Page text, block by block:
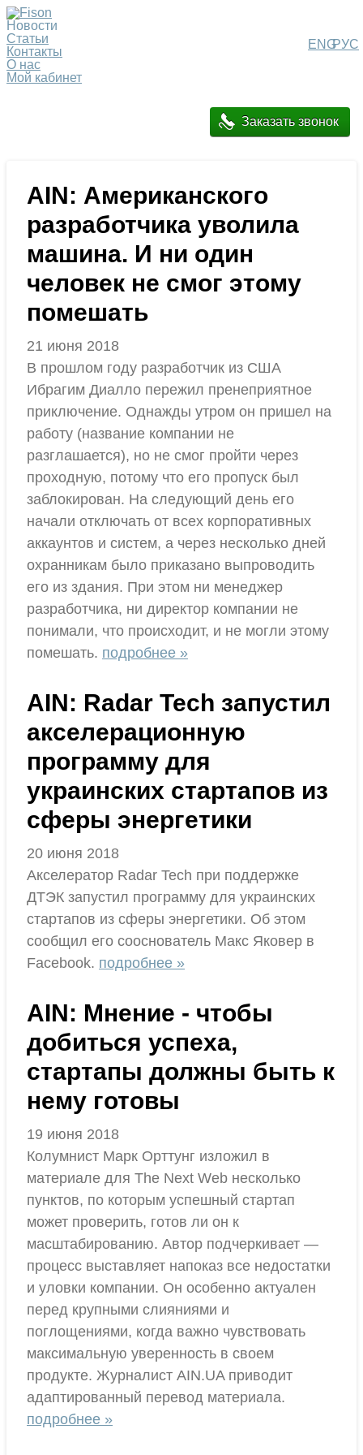
РУС
ENG
Новости
Статьи
Контакты
О нас
Мой кабинет
Заказать звонок
AIN: Американского
разработчика уволила
машина. И ни один
человек не смог этому
помешать
21 июня 2018
В прошлом году разработчик из США
Ибрагим Диалло пережил пренеприятное
приключение. Однажды утром он пришел на
работу (название компании не
разглашается), но не смог пройти через
проходную, потому что его пропуск был
заблокирован. На следующий день его
начали отключать от всех корпоративных
аккаунтов и систем, а через несколько дней
охранникам было приказано выпроводить
его из здания. При этом ни менеджер
разработчика, ни директор компании не
понимали, что происходит, и не могли этому
помешать. подробнее »
AIN: Radar Tech запустил
акселерационную
программу для
украинских стартапов из
сферы энергетики
20 июня 2018
Акселератор Radar Tech при поддержке
ДТЭК запустил программу для украинских
стартапов из сферы энергетики. Об этом
сообщил его сооснователь Макс Яковер в
Facebook. подробнее »
AIN: Мнение - чтобы
добиться успеха,
стартапы должны быть к
нему готовы
19 июня 2018
Колумнист Марк Орттунг изложил в
материале для The Next Web несколько
пунктов, по которым успешный стартап
может проверить, готов ли он к
масштабированию. Автор подчеркивает —
процесс выставляет напоказ все недостатки
и уловки компании. Он особенно актуален
перед крупными слияниями и
поглощениями, когда важно чувствовать
максимальную уверенность в своем
продукте. Журналист AIN.UA приводит
адаптированный перевод материала.
подробнее »